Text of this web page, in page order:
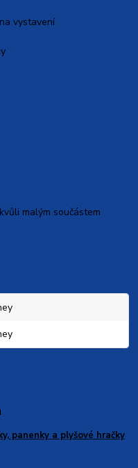
vystavení
malým součástem
panenky a plyšové hračky